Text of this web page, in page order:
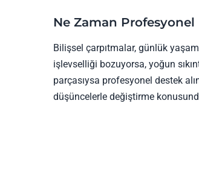
Ne Zaman Profesyonel
Bilişsel çarpıtmalar, günlük
işlevselliği bozuyorsa, yoğun
parçasıysa profesyonel destek
düşüncelerle değiştirme